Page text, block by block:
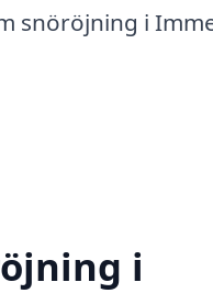
snöröjning i
i